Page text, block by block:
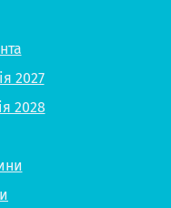
2027
2028